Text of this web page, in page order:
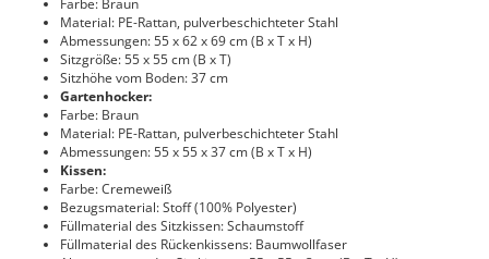
Farbe: Braun
Material: PE-Rattan, pulverbeschichteter Stahl
Abmessungen: 55 x 62 x 69 cm (B x T x H)
Sitzgröße: 55 x 55 cm (B x T)
Sitzhöhe vom Boden: 37 cm
Gartenhocker:
Farbe: Braun
Material: PE-Rattan, pulverbeschichteter Stahl
Abmessungen: 55 x 55 x 37 cm (B x T x H)
Kissen:
Farbe: Cremeweiß
Bezugsmaterial: Stoff (100% Polyester)
Füllmaterial des Sitzkissen: Schaumstoff
Füllmaterial des Rückenkissens: Baumwollfaser